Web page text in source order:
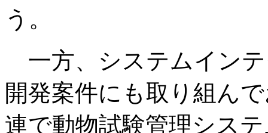
う。
一方、システムイン
開発案件にも取り組ん
連で動物試験管理シス